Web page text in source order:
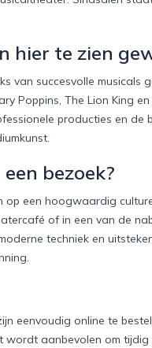
hier te zien
van succesvolle musicals
Poppins, The Lion King
producties en
bezoek?
op een hoogwaardig
of in een van de
techniek en
eenvoudig online te
aanbevolen om